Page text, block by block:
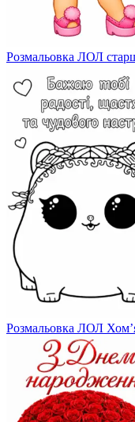
Розмальовка ЛОЛ
Розмальовка ЛОЛ